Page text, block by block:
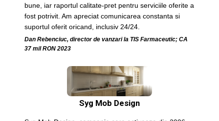
bune, iar raportul calitate-pret pentru serviciile oferite a
fost potrivit. Am apreciat comunicarea constanta si
suportul oferit oricand, inclusiv 24/24.
Dan Rebenciuc, director de vanzari la TIS Farmaceutic; CA
37 mil RON 2023
Syg Mob Design